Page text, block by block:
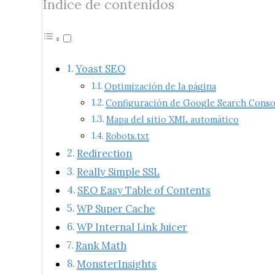
Índice de contenidos
Yoast SEO
Optimización de la página
Configuración de Google Search
Mapa del sitio XML automático
Robots.txt
Redirection
Really Simple SSL
SEO Easy Table of Contents
WP Super Cache
WP Internal Link Juicer
Rank Math
MonsterInsights